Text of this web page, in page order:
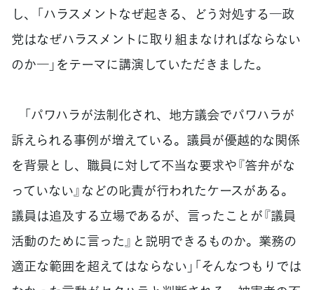
し、「ハラスメントなぜ起きる、どう対処する―政
党はなぜハラスメントに取り組まなければならない
のか―」をテーマに講演していただきました。
「パワハラが法制化され、地方議会でパワハラが
訴えられる事例が増えている。議員が優越的な関係
を背景とし、職員に対して不当な要求や『答弁がな
っていない』などの叱責が行われたケースがある。
議員は追及する立場であるが、言ったことが『議員
活動のために言った』と説明できるものか。業務の
適正な範囲を超えてはならない」「そんなつもりでは